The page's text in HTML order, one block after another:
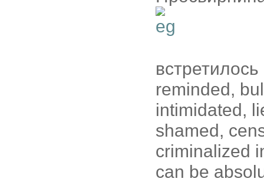
reminded,
intimidated,
shamed,
criminalized
can be